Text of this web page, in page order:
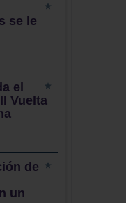
se le
el
Vuelta
de
un